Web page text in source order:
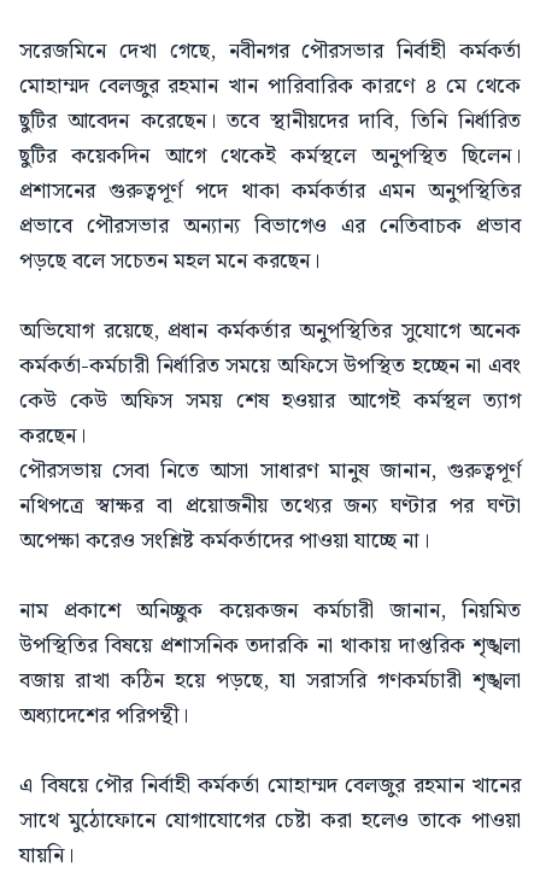
সরেজমিনে দেখা গেছে, নবীনগর পৌরসভার নির্বাহী কর্মকর্তা
মোহাম্মদ বেলজুর রহমান খান পারিবারিক কারণে ৪ মে থেকে
ছুটির আবেদন করেছেন। তবে স্থানীয়দের দাবি, তিনি নির্ধারিত
ছুটির কয়েকদিন আগে থেকেই কর্মস্থলে অনুপস্থিত ছিলেন।
প্রশাসনের গুরুত্বপূর্ণ পদে থাকা কর্মকর্তার এমন অনুপস্থিতির
প্রভাবে পৌরসভার অন্যান্য বিভাগেও এর নেতিবাচক প্রভাব
পড়ছে বলে সচেতন মহল মনে করছেন।
অভিযোগ রয়েছে, প্রধান কর্মকর্তার অনুপস্থিতির সুযোগে অনেক
কর্মকর্তা-কর্মচারী নির্ধারিত সময়ে অফিসে উপস্থিত হচ্ছেন না এবং
কেউ কেউ অফিস সময় শেষ হওয়ার আগেই কর্মস্থল ত্যাগ
করছেন।
পৌরসভায় সেবা নিতে আসা সাধারণ মানুষ জানান, গুরুত্বপূর্ণ
নথিপত্রে স্বাক্ষর বা প্রয়োজনীয় তথ্যের জন্য ঘণ্টার পর ঘণ্টা
অপেক্ষা করেও সংশ্লিষ্ট কর্মকর্তাদের পাওয়া যাচ্ছে না।
নাম প্রকাশে অনিচ্ছুক কয়েকজন কর্মচারী জানান, নিয়মিত
উপস্থিতির বিষয়ে প্রশাসনিক তদারকি না থাকায় দাপ্তরিক শৃঙ্খলা
বজায় রাখা কঠিন হয়ে পড়ছে, যা সরাসরি গণকর্মচারী শৃঙ্খলা
অধ্যাদেশের পরিপন্থী।
এ বিষয়ে পৌর নির্বাহী কর্মকর্তা মোহাম্মদ বেলজুর রহমান খানের
সাথে মুঠোফোনে যোগাযোগের চেষ্টা করা হলেও তাকে পাওয়া
যায়নি।